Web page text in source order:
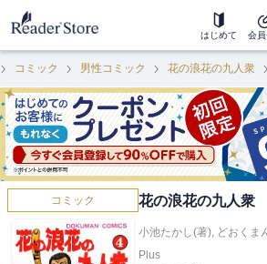
はじめて 会
コミック 男性コミック 花の浪花の九人衆
コミック 花の浪花の九人衆
小池たかし(著), どおくま
Plus